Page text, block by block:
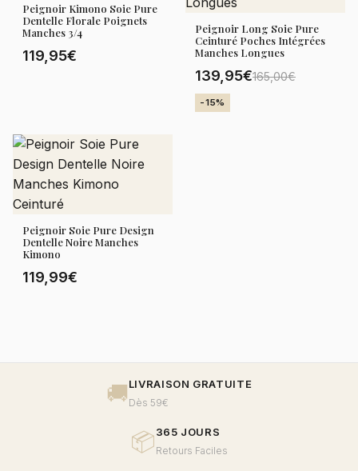
Peignoir Kimono Soie Pure
Dentelle Florale Poignets
Manches 3/4
119,95€
Peignoir Long Soie Pure
Ceinturé Poches Intégrées
Manches Longues
139,95€165,00€
-15%
Peignoir Soie Pure Design
Dentelle Noire Manches
Kimono
119,99€
🚚LIVRAISON GRATUITE
Dès 59€
📦365 JOURS
Retours Faciles